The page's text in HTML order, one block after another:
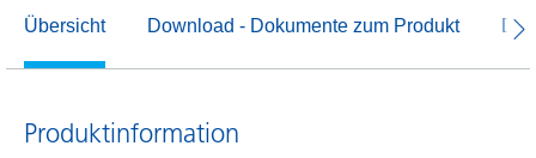
Übersicht Download - Dokumente zum Produkt
Produktinformation